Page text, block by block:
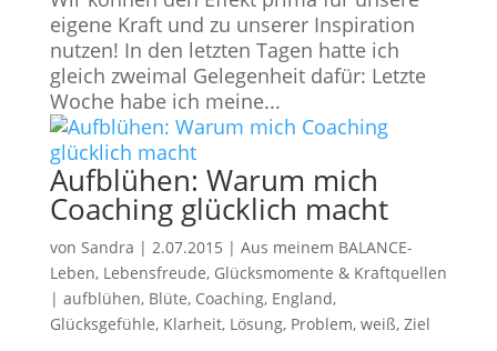
eigene Kraft und zu unserer Inspiration
nutzen! In den letzten Tagen hatte ich
gleich zweimal Gelegenheit dafür: Letzte
Woche habe ich meine...
Aufblühen: Warum mich
Coaching glücklich macht
von Sandra | 2.07.2015 | Aus meinem BALANCE-
Leben, Lebensfreude, Glücksmomente & Kraftquellen
| aufblühen, Blüte, Coaching, England,
Glücksgefühle, Klarheit, Lösung, Problem, weiß, Ziel